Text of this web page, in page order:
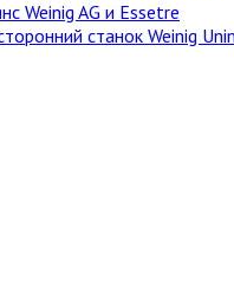
Weinig AG и Essetre
станок Weinig